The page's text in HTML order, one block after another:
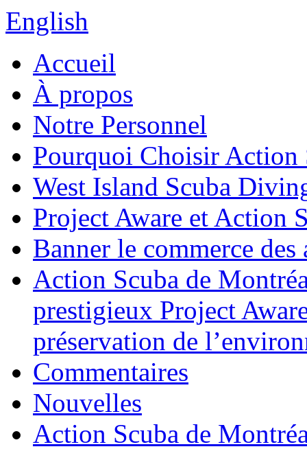
English
Accueil
À propos
Notre Personnel
Pourquoi Choisir Action
West Island Scuba
Project Aware et Action
Banner le commerce
Action Scuba de
prestigieux Project
préservation de
Commentaires
Nouvelles
Action Scuba de